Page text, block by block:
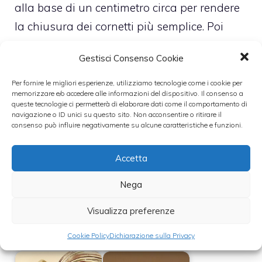
Gestisci Consenso Cookie
Per fornire le migliori esperienze, utilizziamo tecnologie come i cookie per
memorizzare e/o accedere alle informazioni del dispositivo. Il consenso a
queste tecnologie ci permetterà di elaborare dati come il comportamento di
navigazione o ID unici su questo sito. Non acconsentire o ritirare il
consenso può influire negativamente su alcune caratteristiche e funzioni.
Accetta
Nega
Visualizza preferenze
Cookie PolicyDichiarazione sulla Privacy
alla base di un centimetro circa per rendere
la chiusura dei cornetti più semplice. Poi
su una leccarda con la carta forno.
Prima di infornarli a 180 gradi per 15 minuti,
spennellateli con un tuorlo e il latte.
Come si fa il
lievito madre?
Biscotti Tozzetti -
Cucinare con
Nonna Quinta